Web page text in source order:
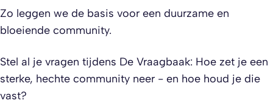
Zo leggen we de basis voor een duurzame en
bloeiende community.​
Stel al je vragen tijdens De Vraagbaak: Hoe zet je een
sterke, hechte community neer - en hoe houd je die
vast?​